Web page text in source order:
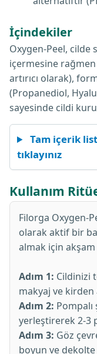
İçindekiler
Oxygen-Peel, cilde
içermesine
artırıcı olarak),
(Propanediol,
sayesinde cildi
Tam içerik
tıklayınız
Kullanım
Filorga Oxygen-
olarak aktif bir
almak için
Adım 1: Cildinizi
makyaj ve kirden
Adım 2:
yerleştirerek 2-3
Adım 3: Göz
boyun ve